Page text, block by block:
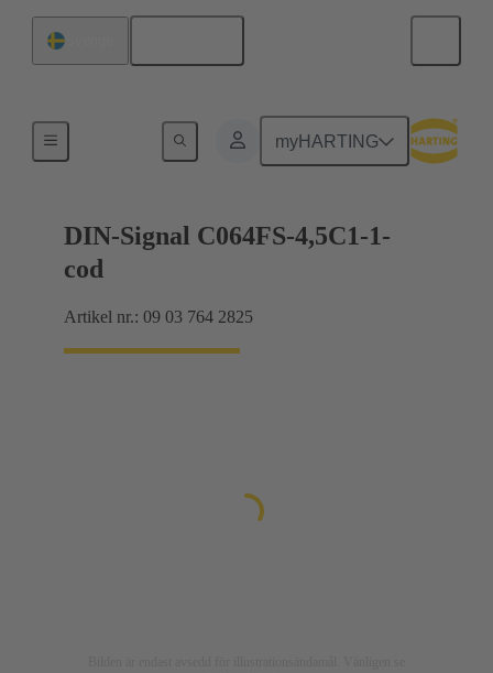
myHARTING
Förbindning moderkort till dotterkort
DIN-Signal C064FS-4,5C1-1-
cod
Artikel nr.: 09 03 764 2825